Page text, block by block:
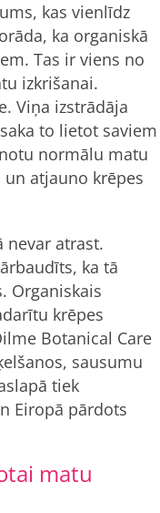
kas vienlīdz
ka organiskā
Tas ir viens no
izkrišanai.
Viņa izstrādāja
to lietot saviem
normālu matu
atjauno krēpes
nevar atrast.
ka tā
Organiskais
krēpes
Botanical Care
sausumu
tiek
Eiropā pārdots
matu